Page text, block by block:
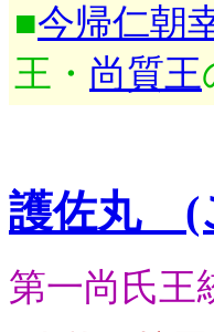
■今帰仁朝
王・ 尚質王
護佐丸 (
第一尚氏王